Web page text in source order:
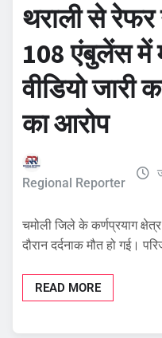
थराली से रेफर
108 एंबुलेंस में
वीडियो जारी
का आरोप
Regional Reporter
चमोली जिले के कर्णप्रयाग
दौरान दर्दनाक मौत हो गई।
READ MORE